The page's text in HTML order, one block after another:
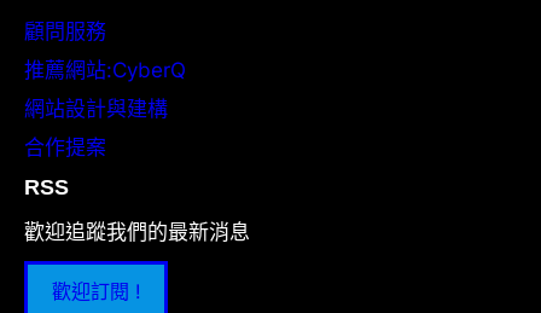
顧問服務
推薦網站:CyberQ
網站設計與建構
合作提案
RSS
歡迎追蹤我們的最新消息
歡迎訂閱 !